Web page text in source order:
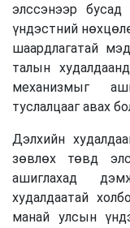
элссэнээр
үндэстний
шаардлагатай
талын
механизмыг
туслалцааг авах
Дэлхийн
зөвлөх төвд
ашиглахад
худалдаатай
манай улсын